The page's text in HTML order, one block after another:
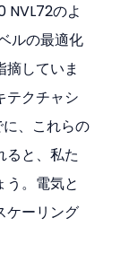
のよ
ルの最適化
摘していま
テクチャシ
、これらの
ると、私た
う。電気と
ケーリング